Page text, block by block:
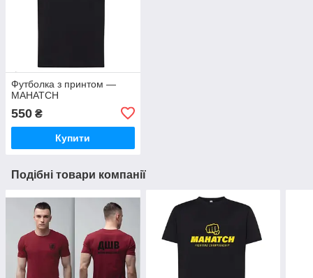
Футболка з принтом —
MAHATCH
550 ₴
Купити
Подібні товари компанії